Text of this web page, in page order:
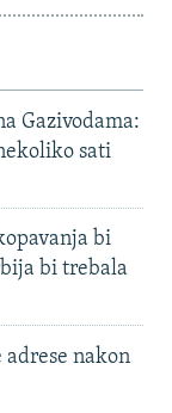
Gazivodama:
sati
bi
bi trebala
adrese nakon